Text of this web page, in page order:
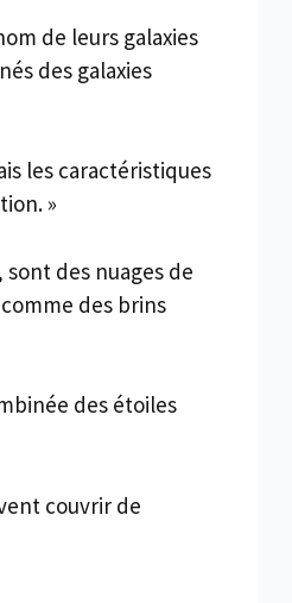
de leurs galaxies
des galaxies
les caractéristiques
»
des nuages de
des brins
des étoiles
couvrir de